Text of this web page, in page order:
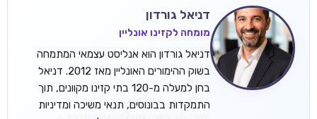
דניאל גורדון
מומחה לקזינו אונליין
דניאל גורדון הוא אנליסט עצמאי המתמחה
בשוק ההימורים האונליין מאז 2012. דניאל
בחן למעלה מ-120 בתי קזינו מקוונים, תוך
התמקדות בבונוסים, תנאי משיכה ומדיניות